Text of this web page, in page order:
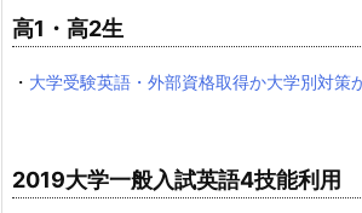
高1・高2生
・ 大学受験英語・外部資格取得か大学別対策
2019大学一般入試英語4技能利用